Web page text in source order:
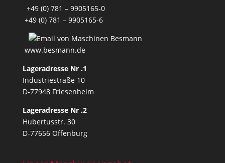
+49 (0) 781 – 9905165-0
+49 (0) 781 – 9905165-6
www.besmann.de
Lageradresse Nr .1
Industriestraße 10
D-77948 Friesenheim
Lageradresse Nr .2
Hubertusstr. 30
D-77656 Offenburg